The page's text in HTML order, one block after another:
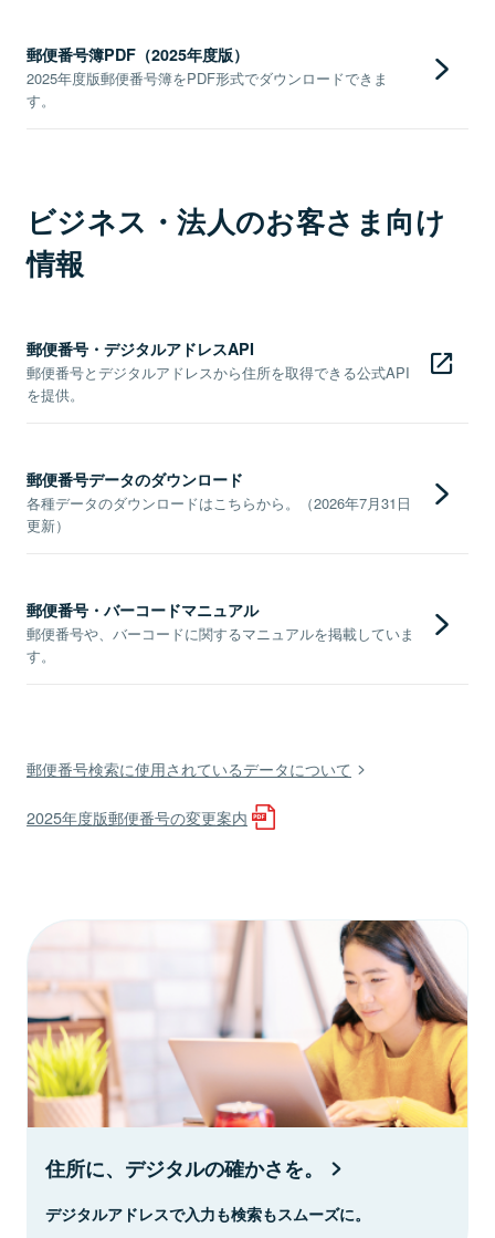
郵便番号簿PDF（2025年度版）
2025年度版郵便番号簿をPDF形式でダウンロードできま
す。
ビジネス・法人のお客さま向け
情報
郵便番号・デジタルアドレスAPI
郵便番号とデジタルアドレスから住所を取得できる公式API
を提供。
郵便番号データのダウンロード
各種データのダウンロードはこちらから。（2026年7月31日
更新）
郵便番号・バーコードマニュアル
郵便番号や、バーコードに関するマニュアルを掲載していま
す。
郵便番号検索に使用されているデータについて
2025年度版郵便番号の変更案内
住所に、デジタルの確かさを。
デジタルアドレスで入力も検索もスムーズに。